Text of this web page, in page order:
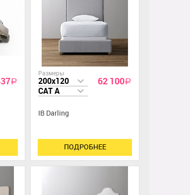
a
Размеры
200x120
CAT A
62 100a
IB Darling
ПОДРОБНЕЕ